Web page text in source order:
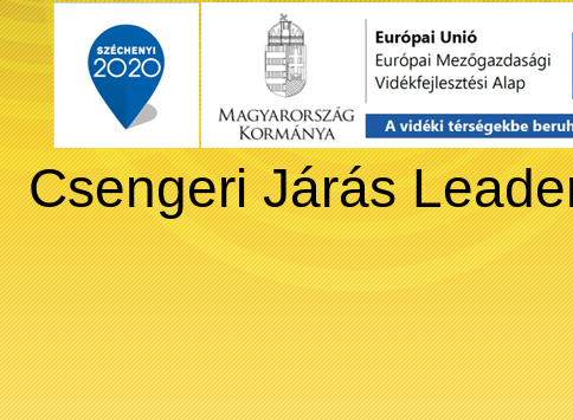
Csengeri Járás